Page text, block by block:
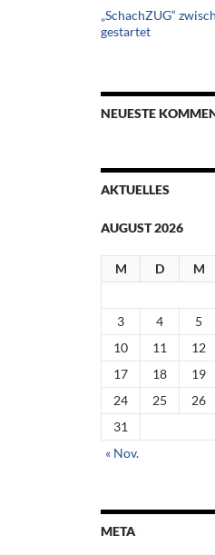
„SchachZUG“
gestartet
NEUESTE
AKTUELLES
AUGUST 2026
M D M
3
4 5
10
11 12
17
18 19
24
25 26
31
« Nov.
META